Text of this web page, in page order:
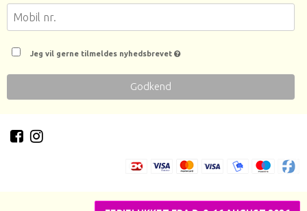
Jeg vil gerne tilmeldes nyhedsbrevet
Godkend
Sitemap